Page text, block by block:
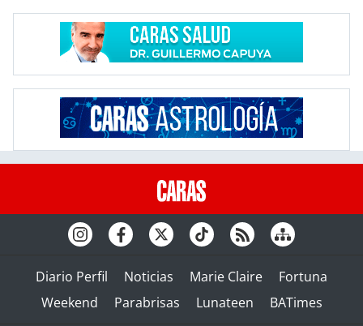
Diario Perfil Noticias Marie Claire
Fortuna
Weekend
Parabrisas Lunateen BATimes